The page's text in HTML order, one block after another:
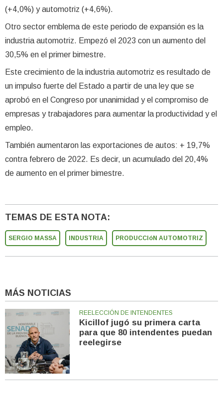
(+4,0%) y automotriz (+4,6%).
Otro sector emblema de este periodo de expansión es la
industria automotriz. Empezó el 2023 con un aumento del
30,5% en el primer bimestre.
Este crecimiento de la industria automotriz es resultado de
un impulso fuerte del Estado a partir de una ley que se
aprobó en el Congreso por unanimidad y el compromiso de
empresas y trabajadores para aumentar la productividad y el
empleo.
También aumentaron las exportaciones de autos: + 19,7%
contra febrero de 2022. Es decir, un acumulado del 20,4%
de aumento en el primer bimestre.
TEMAS DE ESTA NOTA:
SERGIO MASSA INDUSTRIA PRODUCCIóN AUTOMOTRIZ
MÁS NOTICIAS
REELECCIÓN DE INTENDENTES
Kicillof jugó su primera carta
para que 80 intendentes puedan
reelegirse